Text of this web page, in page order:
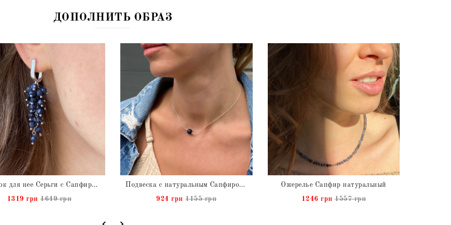
ДОПОЛНИТЬ ОБРАЗ
Подарок для нее Серьги с Сапфиром натуральным из серебра
1319 грн 1649 грн
Подвеска с натуральным Сапфиром из серебра
924 грн 1155 грн
Ожерелье Сапфир натуральный
1246 грн 1557 грн